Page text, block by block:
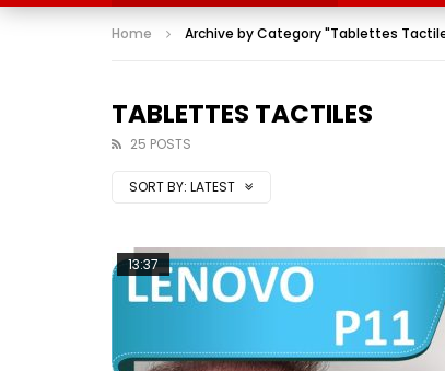
Home Archive by Category "Tablettes
TABLETTES TACTILES
25 POSTS
SORT BY: LATEST
13:37